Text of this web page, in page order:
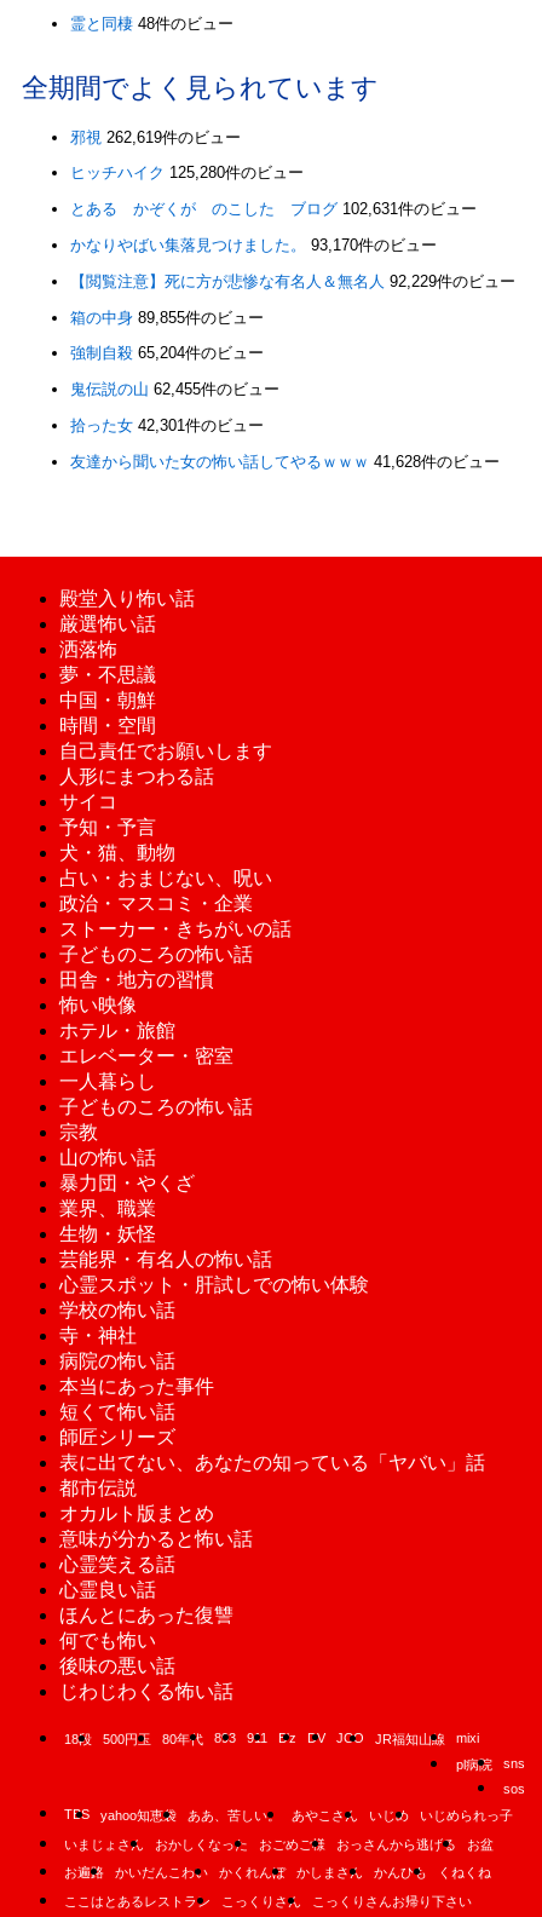
霊と同棲 48件のビュー
全期間でよく見られています
邪視 262,619件のビュー
ヒッチハイク 125,280件のビュー
とある かぞくが のこした ブログ 102,631件のビュー
かなりやばい集落見つけました。
93,170件のビュー
【閲覧注意】死に方が悲惨な有名人＆無名人 92,229件のビュー
箱の中身 89,855件のビュー
強制自殺 65,204件のビュー
鬼伝説の山 62,455件のビュー
拾った女 42,301件のビュー
友達から聞いた女の怖い話してやるｗｗｗ 41,628件のビュー
殿堂入り怖い話
厳選怖い話
洒落怖
夢・不思議
中国・朝鮮
時間・空間
自己責任でお願いします
人形にまつわる話
サイコ
予知・予言
犬・猫、動物
占い・おまじない、呪い
政治・マスコミ・企業
ストーカー・きちがいの話
子どものころの怖い話
田舎・地方の習慣
怖い映像
ホテル・旅館
エレベーター・密室
一人暮らし
子どものころの怖い話
宗教
山の怖い話
暴力団・やくざ
業界、職業
生物・妖怪
芸能界・有名人の怖い話
心霊スポット・肝試しでの怖い体験
学校の怖い話
寺・神社
病院の怖い話
本当にあった事件
短くて怖い話
師匠シリーズ
表に出てない、あなたの知っている「ヤバい」話
都市伝説
オカルト版まとめ
意味が分かると怖い話
心霊笑える話
心霊良い話
ほんとにあった復讐
何でも怖い
後味の悪い話
じわじわくる怖い話
18段 500円玉 80年代 893 911 B'z DV JCO JR福知山線
mixi
pl病院
sns
sos
TBS
yahoo知恵袋 ああ、苦しい。 あやこさん いじめ
いじめられっ子
いまじょさん
おかしくなった おごめご様 おっさんから逃げる
お盆
お遍路
かいだんこわい かくれんぼ かしまさん かんひも
くねくね
ここはとあるレストラン
こっくりさん
こっくりさんお帰り下さい